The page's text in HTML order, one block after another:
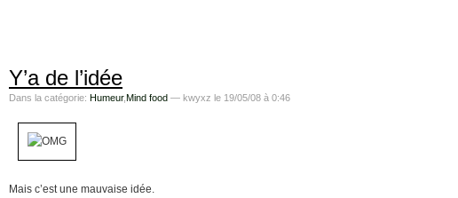
Y’a de l’idée
Dans la catégorie: Humeur,Mind food — kwyxz le 19/05/08 à 0:46
Mais c’est une mauvaise idée.